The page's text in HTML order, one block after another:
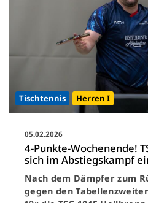
Tischtennis Herren I
05.02.2026
4-Punkte-Wochenende!
sich im Abstiegskampf
Nach dem Dämpfer zum
gegen den